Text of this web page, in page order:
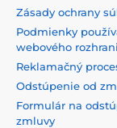
Zásady ochrany
Podmienky
webového
Reklamačný
Odstúpenie od
Formulár na
zmluvy